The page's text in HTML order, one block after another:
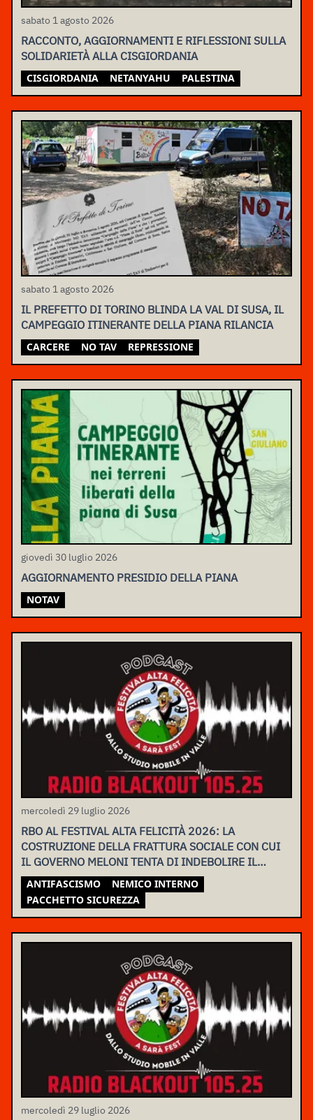
sabato 1 agosto 2026
RACCONTO, AGGIORNAMENTI E RIFLESSIONI SULLA
SOLIDARIETÀ ALLA CISGIORDANIA
CISGIORDANIA NETANYAHU PALESTINA
sabato 1 agosto 2026
IL PREFETTO DI TORINO BLINDA LA VAL DI SUSA, IL
CAMPEGGIO ITINERANTE DELLA PIANA RILANCIA
CARCERE NO TAV REPRESSIONE
giovedì 30 luglio 2026
AGGIORNAMENTO PRESIDIO DELLA PIANA
NOTAV
mercoledì 29 luglio 2026
RBO AL FESTIVAL ALTA FELICITÀ 2026: LA
COSTRUZIONE DELLA FRATTURA SOCIALE CON CUI
IL GOVERNO MELONI TENTA DI INDEBOLIRE IL
MOVIMENTO
ANTIFASCISMO
NEMICO INTERNO
PACCHETTO SICUREZZA
mercoledì 29 luglio 2026